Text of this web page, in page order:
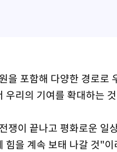
을 포함해 다양한 경로
우리의 기여를 확대하는
쟁이 끝나고 평화로운 일
힘을 계속 보태 나갈 것"